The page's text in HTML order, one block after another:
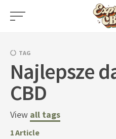
Skip
TAG
Najlepsze
CBD
View all tags
1Article